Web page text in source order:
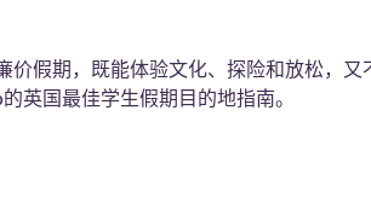
博客
价假期，既能体验文化、探险和放松，又
英国最佳学生假期目的地指南。